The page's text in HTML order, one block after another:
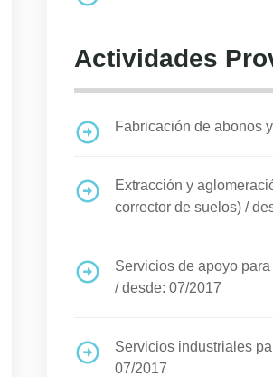
Actividades
Fabricación de abonos
Extracción y
corrector de suelos) /
Servicios de apoyo
/desde: 07/2017
Servicios industriales
07/2017